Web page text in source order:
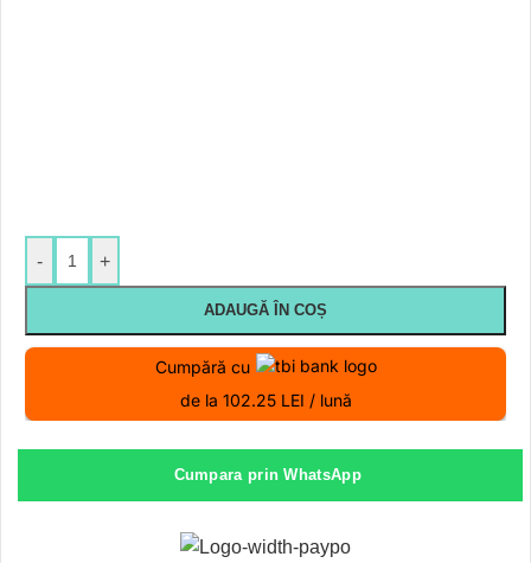
- +
ADAUGĂ ÎN COȘ
Cumpără cu
de la 102.25 LEI / lună
Cumpara prin WhatsApp